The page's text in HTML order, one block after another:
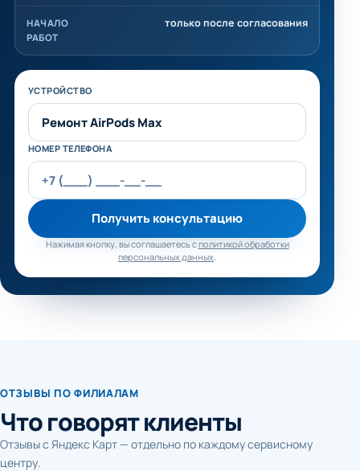
НАЧАЛО
РАБОТ
только после согласования
Не заполняйте это поле
УСТРОЙСТВО
НОМЕР ТЕЛЕФОНА
Получить консультацию
Нажимая кнопку, вы соглашаетесь сполитикой обработки
персональных данных.
ОТЗЫВЫ ПО ФИЛИАЛАМ
Что говорят клиенты
Отзывы с Яндекс Карт — отдельно по каждому сервисному
центру.